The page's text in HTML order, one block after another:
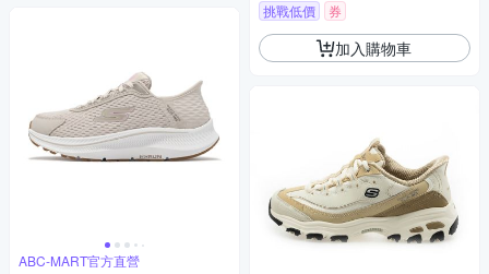
ABC-MART官方直營
挑戰低價 券
加入購物車